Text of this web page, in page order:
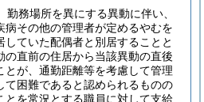
勤務場所を異にする異動に伴い、
病その他の管理者が定めるやむを
ていた配偶者と別居することと
の直前の住居から当該異動の直後
とが、通勤距離等を考慮して管理
て困難であると認められるものの
とを常況とする職員に対して支給